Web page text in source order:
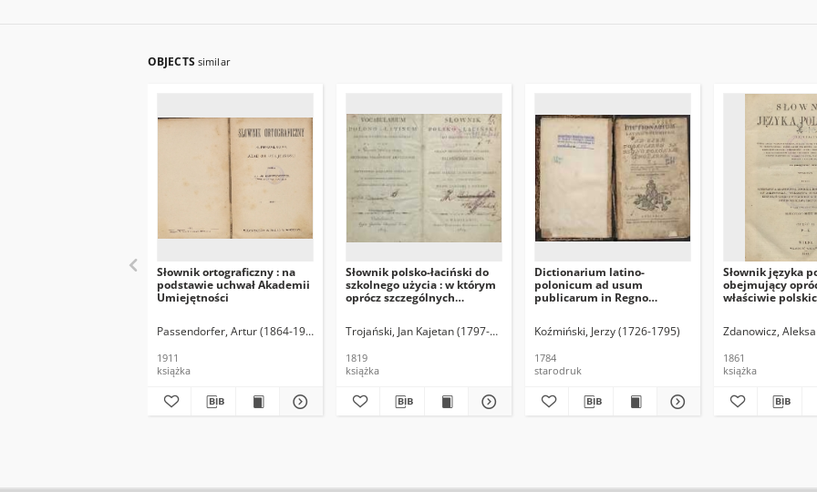
OBJECTS similar
Słownik ortograficzny : na
podstawie uchwał Akademii
Umiejętności
Passendorfer, Artur (1864-1936)
1911
książka
Słownik polsko-łaciński do
szkolnego użycia : w którym
oprócz szczególnych
mowy poskiey na język
Trojański, Jan Kajetan (1797-1850)
1819
książka
Dictionarium latino-
polonicum ad usum
publicarum in Regno
Koźmiński, Jerzy (1726-1795)
1784
starodruk
Słownik języka
obejmujący
właściwie
przyswojonych
Ż
Zdanowicz,
1861
książka